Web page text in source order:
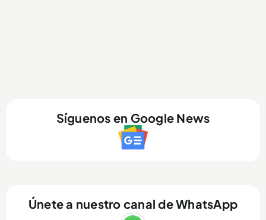
Síguenos en Google News
Únete a nuestro canal de WhatsApp